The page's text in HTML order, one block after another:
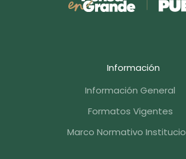
Información
Información General
Formatos Vigentes
Marco Normativo